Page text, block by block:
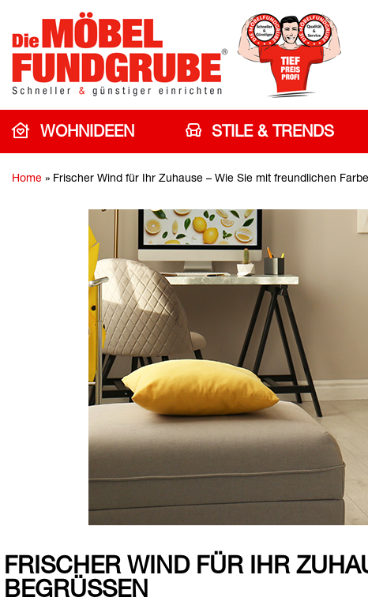
WOHNIDEEN STILE & TRENDS
Home » Frischer Wind für Ihr Zuhause – Wie Sie mit freundlichen
FRISCHER WIND FÜR IHR
BEGRÜSSEN